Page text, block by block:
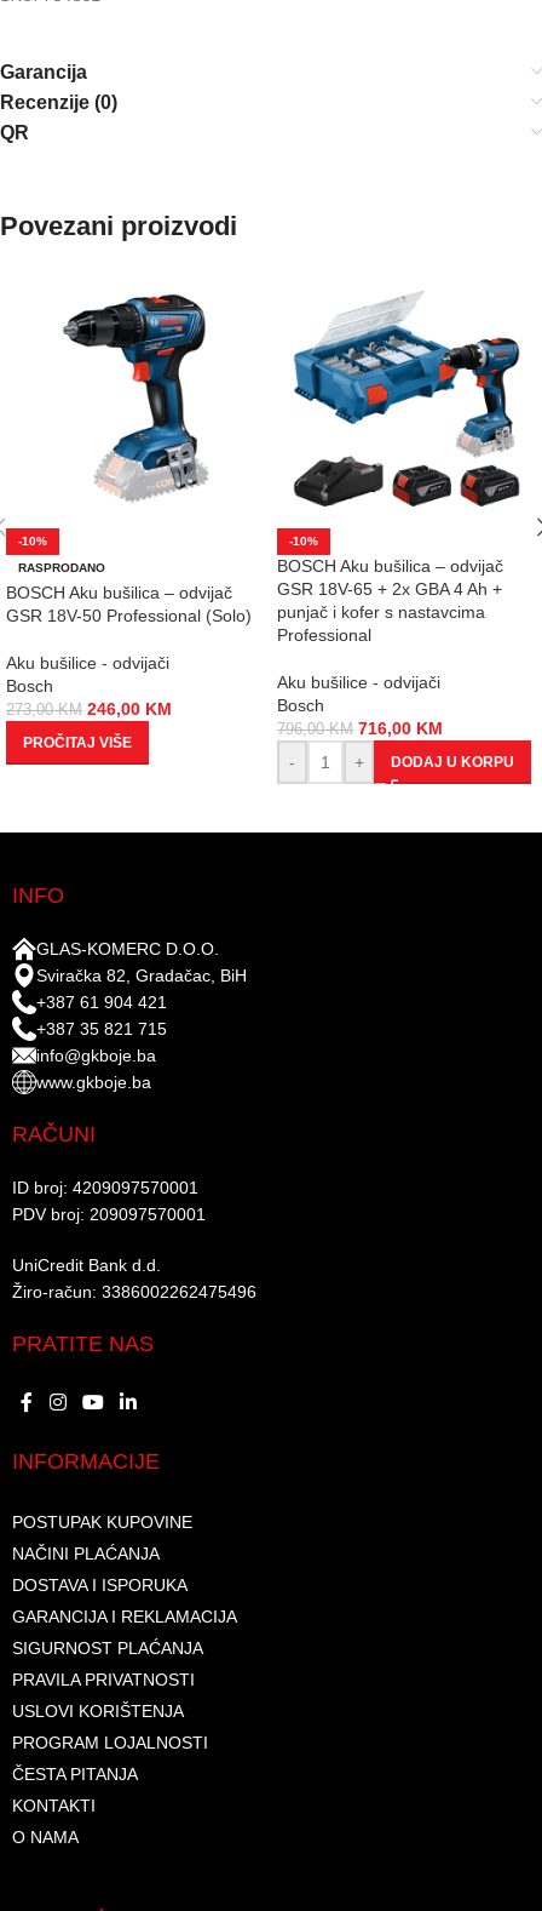
Garancija
Recenzije (0)
QR
Povezani proizvodi
-10%
RASPRODANO
BOSCH Aku bušilica – odvijač
GSR 18V-50 Professional (Solo)
Aku bušilice - odvijači
Bosch
273,00KM 246,00 KM
PROČITAJ VIŠE
-10%
BOSCH Aku bušilica – odvijač
GSR 18V-65 + 2x GBA 4 Ah +
punjač i kofer s nastavcima
Professional
Aku bušilice - odvijači
Bosch
796,00KM 716,00 KM
-
+ DODAJ U KORPU
INFO
GLAS-KOMERC D.O.O.
Sviračka 82, Gradačac, BiH
+387 61 904 421
+387 35 821 715
info@gkboje.ba
www.gkboje.ba
RAČUNI
ID broj: 4209097570001​
PDV broj: 209097570001 ​
UniCredit Bank d.d.​
Žiro-račun: 3386002262475496​​
PRATITE NAS
INFORMACIJE
POSTUPAK KUPOVINE
NAČINI PLAĆANJA
DOSTAVA I ISPORUKA
GARANCIJA I REKLAMACIJA
SIGURNOST PLAĆANJA
PRAVILA PRIVATNOSTI
USLOVI KORIŠTENJA
PROGRAM LOJALNOSTI
ČESTA PITANJA
KONTAKTI
O NAMA